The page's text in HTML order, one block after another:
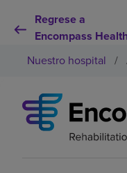
Regrese a
Encompass
Por qué debe elegirnos
Nuestro hospital /